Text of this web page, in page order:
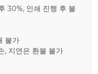
30%, 인쇄 진행 후 불
불가
, 지연은 환불 불가